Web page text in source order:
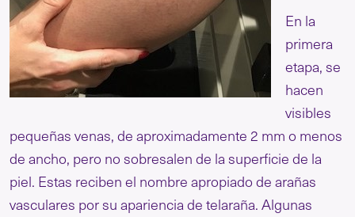
En la
primera
etapa, se
hacen
visibles
pequeñas venas, de aproximadamente 2 mm o menos
de ancho, pero no sobresalen de la superficie de la
piel. Estas reciben el nombre apropiado de arañas
vasculares por su apariencia de telaraña. Algunas